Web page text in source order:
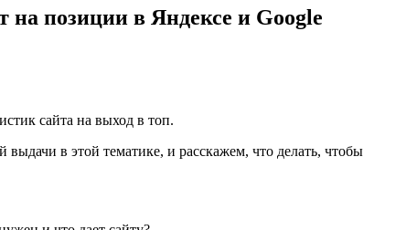
позиции в Яндексе и Google
сайта на выход в топ.
в этой тематике, и расскажем, что делать, чтобы